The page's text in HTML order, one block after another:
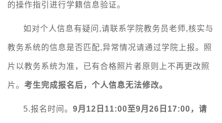
的操作指引进行学籍信息验证。
如对个人信息有疑问 ,请联系学院教务员老师,核实与
教务系统的信息是否匹配,异常情况请通过学院上报。照
片以教务系统为准，已有合格照片者原则上不再更改照
片。 考生完成报名后，个人信息无法修改。
5.报名时间。 9月12日11:00至9月26日17:00，请